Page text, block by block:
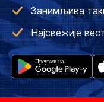
Занимљива
Најсвежије